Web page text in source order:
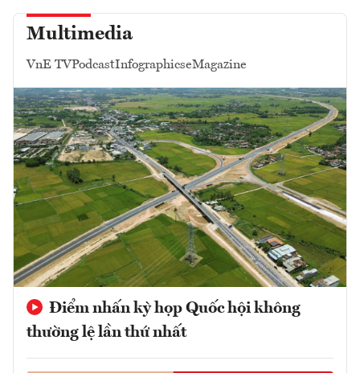
Multimedia
VnE TVPodcastInfographicseMagazine
Điểm nhấn kỳ họp Quốc hội không
thường lệ lần thứ nhất